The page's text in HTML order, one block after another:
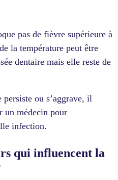
pas de fièvre supérieure à
la température peut être
dentaire mais elle reste de
ou s’aggrave, il
un médecin pour
infection.
qui influencent la